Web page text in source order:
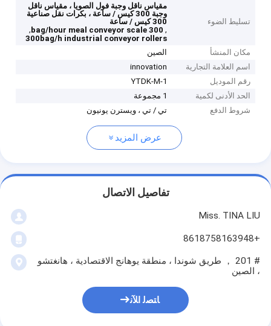
تسليط الضوء
مقياس ناقل وجبة فول الصويا ، مقياس ناقل
وجبة 300 كيس / ساعة ، بكرات نقل صناعية
300 كيس / ساعة
,
300 bag/hour meal conveyor scale
,
300bag/h industrial conveyor rollers
مكان المنشأ
الصين
اسم العلامة التجارية
innovation
رقم الموديل
YTDK-M-1
الحد الأدنى لكمية
1 مجموعة
شروط الدفع
تي / تي ، ويسترن يونيون
عرض المزيد
تفاصيل الاتصال
Miss. TINA LIU
+8618758163948
# 201 ， طريق شوندا ، منطقة يوهانج الاقتصادية ، هانغتشو
، الصين
ﺎﺘﺼﻟ ﺍﻶﻧ